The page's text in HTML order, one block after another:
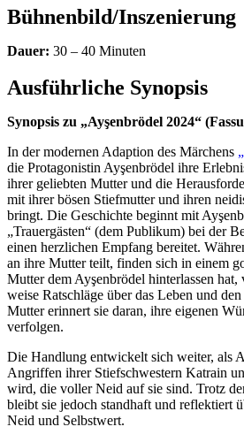
Bühnenbild/Inszenierung
Dauer: 30 – 40 Minuten
Ausführliche Synopsis
Synopsis zu „Ayşenbrödel 2024“
In der modernen Adaption des Märchens
die Protagonistin Ayşenbrödel ihre
ihrer geliebten Mutter und die
mit ihrer bösen Stiefmutter und ihren
bringt. Die Geschichte beginnt mit
„Trauergästen“ (dem Publikum) bei der
einen herzlichen Empfang bereitet.
an ihre Mutter teilt, finden sich in einem
Mutter dem Ayşenbrödel hinterlassen hat,
weise Ratschläge über das Leben und
Mutter erinnert sie daran, ihre eigenen
verfolgen.
Die Handlung entwickelt sich weiter, als
Angriffen ihrer Stiefschwestern Katrain
wird, die voller Neid auf sie sind. Trotz
bleibt sie jedoch standhaft und reflektiert
Neid und Selbstwert.